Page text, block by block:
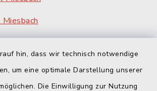
hin, dass wir technisch notwendige
um eine optimale Darstellung unserer
Die Einwilligung zur Nutzung